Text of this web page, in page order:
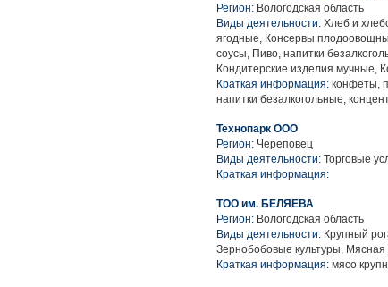
Регион: Вологодская область
Виды деятельности: Хлеб и
ягодные, Консервы
соусы, Пиво, напитки
Кондитерские изделия мучные,
Краткая информация: конфеты,
напитки безалкогольные,
Технопарк ООО
Регион: Череповец
Виды деятельности: Торговые
Краткая информация:
ТОО им. БЕЛЯЕВА
Регион: Вологодская область
Виды деятельности: Крупный
Зернобобовые культуры, Мясная
Краткая информация: мясо